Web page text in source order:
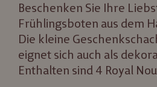
Beschenken Sie Ihre
Frühlingsboten aus dem
Die kleine
eignet sich auch als
Enthalten sind 4 Royal